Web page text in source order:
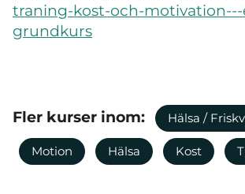
traning-kost-och-motivation---
grundkurs
Fler kurser inom: Hälsa /
Motion Hälsa Kost